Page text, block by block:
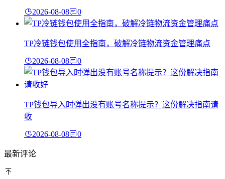
2026-08-08 0
TP冷链钱包使用全指南，破解冷链物流资金管理痛点
2026-08-08 0
TP钱包导入时弹出没有账号名称提示？这份解决指南请
收
2026-08-08 0
最新评论